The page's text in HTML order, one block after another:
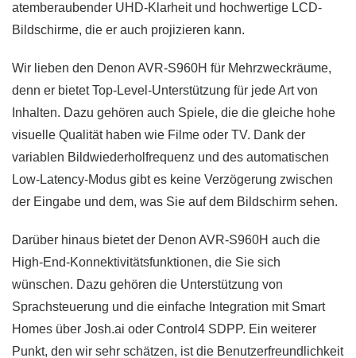
atemberaubender UHD-Klarheit und hochwertige LCD-
Bildschirme, die er auch projizieren kann.
Wir lieben den Denon AVR-S960H für Mehrzweckräume,
denn er bietet Top-Level-Unterstützung für jede Art von
Inhalten. Dazu gehören auch Spiele, die die gleiche hohe
visuelle Qualität haben wie Filme oder TV. Dank der
variablen Bildwiederholfrequenz und des automatischen
Low-Latency-Modus gibt es keine Verzögerung zwischen
der Eingabe und dem, was Sie auf dem Bildschirm sehen.
Darüber hinaus bietet der Denon AVR-S960H auch die
High-End-Konnektivitätsfunktionen, die Sie sich
wünschen. Dazu gehören die Unterstützung von
Sprachsteuerung und die einfache Integration mit Smart
Homes über Josh.ai oder Control4 SDPP. Ein weiterer
Punkt, den wir sehr schätzen, ist die Benutzerfreundlichkeit